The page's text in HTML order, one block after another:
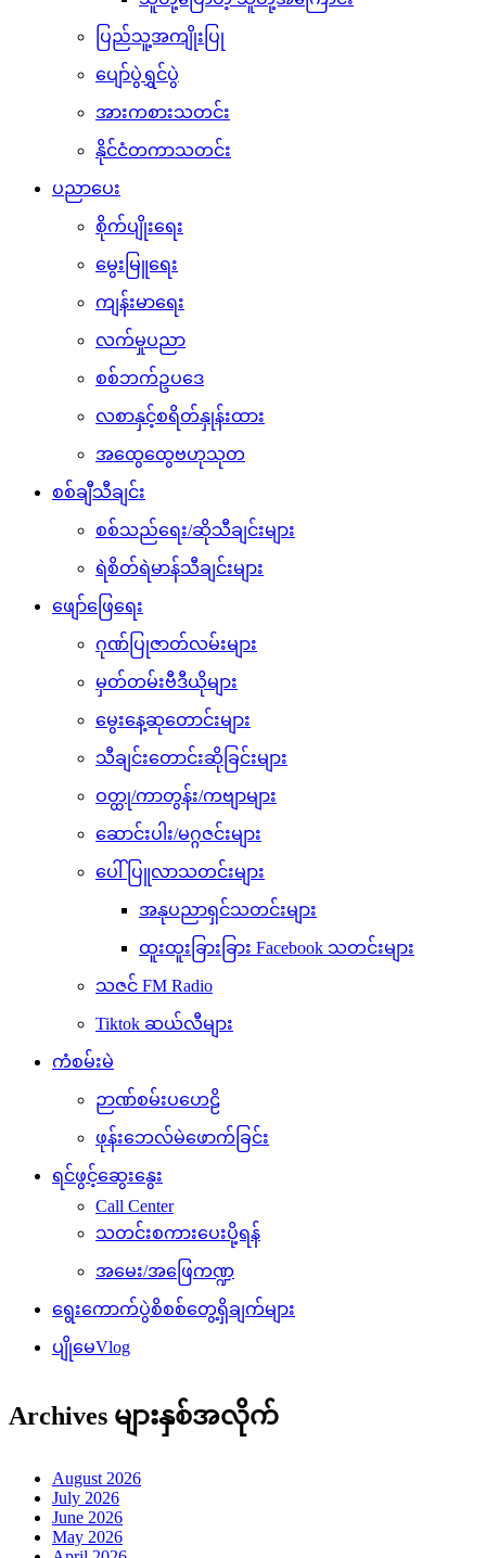
ပြည်သူ့အကျိုးပြု
ပျော်ပွဲရွှင်ပွဲ
အားကစားသတင်း
နိုင်ငံတကာသတင်း
ပညာပေး
စိုက်ပျိုးရေး
မွေးမြူရေး
ကျန်းမာရေး
လက်မှုပညာ
စစ်ဘက်ဥပဒေ
လစာနှင့်စရိတ်နှုန်းထား
အထွေထွေဗဟုသုတ
စစ်ချီသီချင်း
စစ်သည်ရေး/ဆိုသီချင်းများ
ရဲစိတ်ရဲမာန်သီချင်းများ
ဖျော်ဖြေရေး
ဂုဏ်ပြုဇာတ်လမ်းများ
မှတ်တမ်းဗီဒီယိုများ
မွေးနေ့ဆုတောင်းများ
သီချင်းတောင်းဆိုခြင်းများ
ဝတ္ထု/ကာတွန်း/ကဗျာများ
ဆောင်းပါး/မဂ္ဂဇင်းများ
ပေါ်ပြူလာသတင်းများ
အနုပညာရှင်သတင်းများ
ထူးထူးခြားခြား Facebook သတင်းများ
သဇင် FM Radio
Tiktok ဆယ်လီများ
ကံစမ်းမဲ
ဉာဏ်စမ်းပဟေဠိ
ဖုန်းဘေလ်မဲဖောက်ခြင်း
ရင်ဖွင့်ဆွေးနွေး
Call Center
သတင်းစကားပေးပို့ရန်
အမေး/အဖြေကဏ္ဍ
ရွေးကောက်ပွဲစိစစ်တွေ့ရှိချက်များ
ပျိုမေVlog
Archives များနှစ်အလိုက်
August 2026
July 2026
June 2026
May 2026